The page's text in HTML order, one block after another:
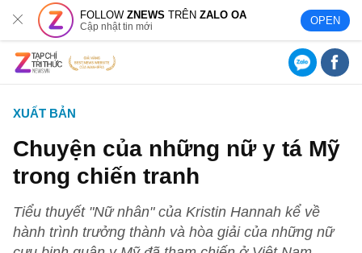
FOLLOWZNEWS TRÊNZALO OA
Cập nhật tin mới OPEN
XUẤT BẢN
Chuyện của những nữ y tá Mỹ
trong chiến tranh
Tiểu thuyết "Nữ nhân" của Kristin Hannah kể về
hành trình trưởng thành và hòa giải của những nữ